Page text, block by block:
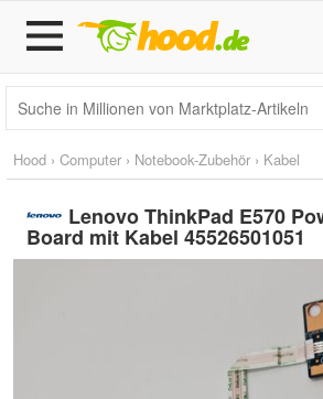
Hood › Computer › Notebook-Zubehör › Kabel
Lenovo ThinkPad E570
Board mit Kabel 45526501051